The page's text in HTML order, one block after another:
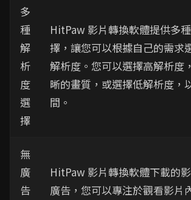
多
種
解
析
度
選
擇
HitPaw 影片轉換軟體提供多
擇，讓您可以根據自己的需求
解析度。您可以選擇高解析度
晰的畫質，或選擇低解析度，
間。
無
廣
告
HitPaw 影片轉換軟體下載的
廣告，您可以專注於觀看影片